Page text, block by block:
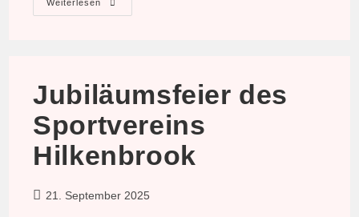
Weiterlesen
Einladung
Zum
Jubiläumsfeier des
Sportvereins
Hilkenbrook
Beitrag
21. September 2025